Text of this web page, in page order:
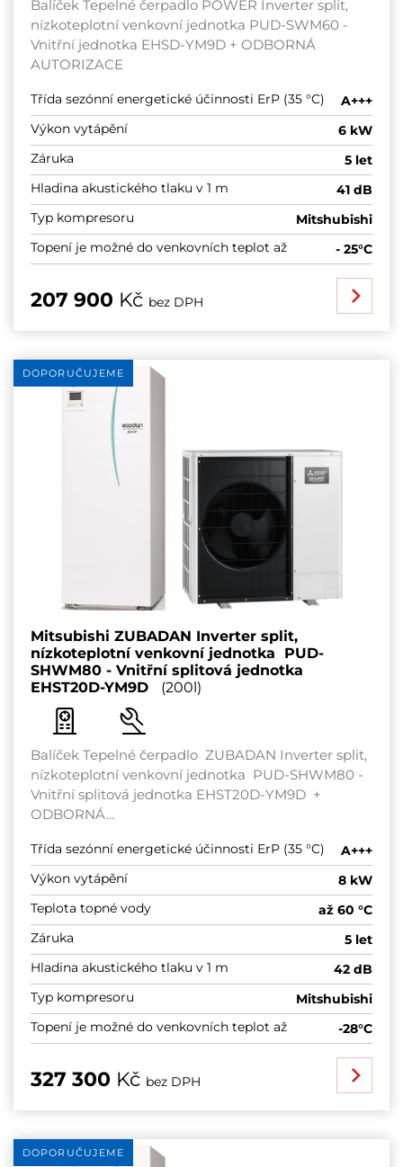
Balíček Tepelné čerpadlo POWER Inverter split,
nízkoteplotní venkovní jednotka PUD-SWM60 -
Vnitřní jednotka EHSD-YM9D + ODBORNÁ
AUTORIZACE
Třída sezónní energetické účinnosti ErP (35 °C)
A+++
Výkon vytápění
6 kW
Záruka
5 let
Hladina akustického tlaku v 1 m
41 dB
Typ kompresoru
Mitshubishi
Topení je možné do venkovních teplot až
- 25°C
207 900 Kč bez DPH
DOPORUČUJEME
Mitsubishi ZUBADAN Inverter split,
nízkoteplotní venkovní jednotka PUD-
SHWM80 - Vnitřní splitová jednotka
EHST20D-YM9D
(200l)
Balíček Tepelné čerpadlo ZUBADAN Inverter split,
nízkoteplotní venkovní jednotka PUD-SHWM80 -
Vnitřní splitová jednotka EHST20D-YM9D +
ODBORNÁ…
Třída sezónní energetické účinnosti ErP (35 °C)
A+++
Výkon vytápění
8 kW
Teplota topné vody
až 60 °C
Záruka
5 let
Hladina akustického tlaku v 1 m
42 dB
Typ kompresoru
Mitshubishi
Topení je možné do venkovních teplot až
-28°C
327 300 Kč bez DPH
DOPORUČUJEME